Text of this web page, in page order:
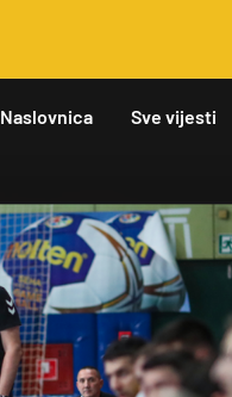
Naslovnica Sve vijesti